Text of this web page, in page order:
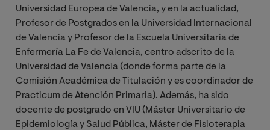
Universidad Europea de Valencia, y en la actualidad,
Profesor de Postgrados en la Universidad Internacional
de Valencia y Profesor de la Escuela Universitaria de
Enfermería La Fe de Valencia, centro adscrito de la
Universidad de Valencia (donde forma parte de la
Comisión Académica de Titulación y es coordinador de
Practicum de Atención Primaria). Además, ha sido
docente de postgrado en VIU (Máster Universitario de
Epidemiología y Salud Pública, Máster de Fisioterapia